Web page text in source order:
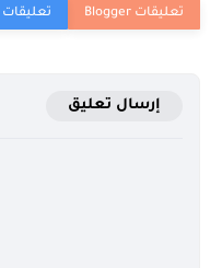
إرسال تعليق